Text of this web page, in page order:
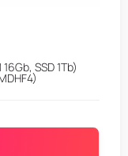
SSD 1Tb)